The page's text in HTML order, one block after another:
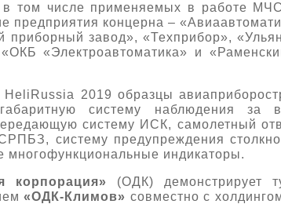
в том числе применяемых в работе
предприятия концерна –
завод», «Техприбор»,
«Электроавтоматика» и
HeliRussia 2019 образцы
систему наблюдения за
систему ИСК, самолетный
систему предупреждения
многофункциональные индикаторы.
корпорация» (ОДК) демонстрирует
«ОДК-Климов» совместно с